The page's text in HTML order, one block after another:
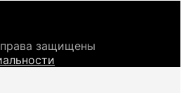
защищены